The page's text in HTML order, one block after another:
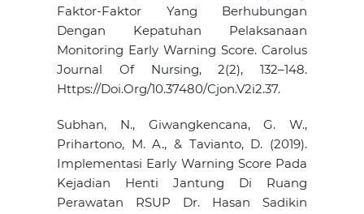
Faktor-Faktor Yang Berhubungan
Dengan Kepatuhan Pelaksanaan
Monitoring Early Warning Score. Carolus
Journal Of Nursing, 2(2), 132–148.
Https://Doi.Org/10.37480/Cjon.V2i2.37.
Subhan, N., Giwangkencana, G. W.,
Prihartono, M. A., & Tavianto, D. (2019).
Implementasi Early Warning Score Pada
Kejadian Henti Jantung Di Ruang
Perawatan RSUP Dr. Hasan Sadikin